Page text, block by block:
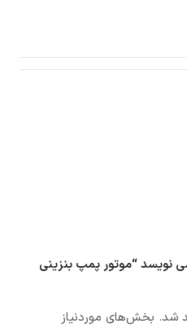
نویسد “موتور پمپ بنزینی
شد. بخش‌های موردنیاز